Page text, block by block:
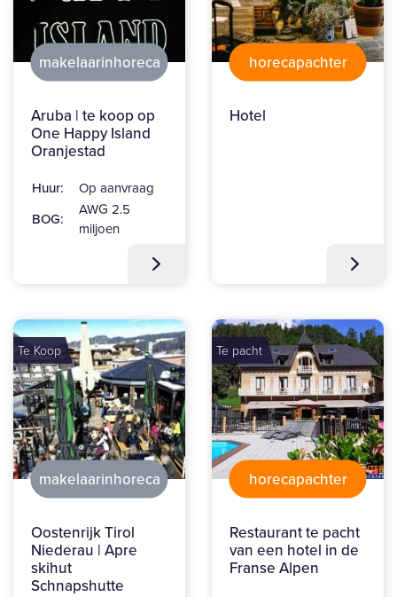
makelaarinhoreca
Aruba | te koop op
One Happy Island
Oranjestad
Huur:
Op aanvraag
BOG:
AWG 2.5
miljoen
horecapachter
Hotel
Te Koop
makelaarinhoreca
Oostenrijk Tirol
Niederau | Apre
skihut
Schnapshutte
Te pacht
horecapachter
Restaurant te pacht
van een hotel in de
Franse Alpen